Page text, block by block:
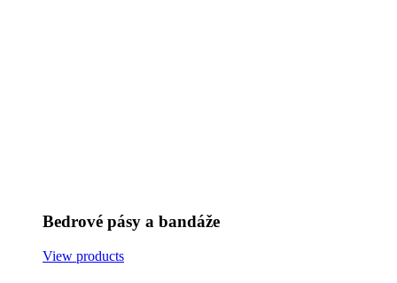
Bedrové pásy a bandáže
View products